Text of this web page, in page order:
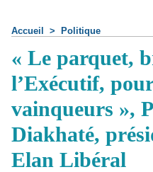
Accueil > Politique
« Le parquet,
l’Exécutif,
vainqueurs »,
Diakhaté,
Elan Libéral